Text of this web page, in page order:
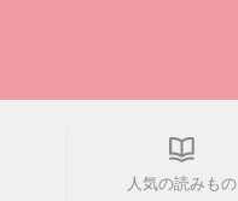
人気の読みもの